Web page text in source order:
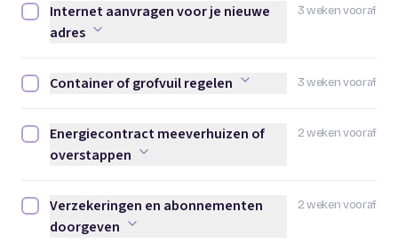
3 weken vooraf
Internet aanvragen voor je nieuwe adres afvinken
Internet aanvragen voor je nieuwe
adres
3 weken vooraf
Container of grofvuil regelen afvinken
Container of grofvuil regelen
2 weken vooraf
Energiecontract meeverhuizen of overstappen afvinken
Energiecontract meeverhuizen of
overstappen
2 weken vooraf
Verzekeringen en abonnementen doorgeven afvinken
Verzekeringen en abonnementen
doorgeven